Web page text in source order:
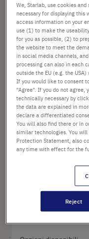
2elementi
Strip da 8 tappi
Consumabili
Tutti i prodotti
We, Starlab, use cookies
necessary for displaying this
access information on your
use (1) to make the
for you as possible, (2) to
the website to meet the
in social media channels,
processing can also in each
outside the EU (e.g. the
If you would like to consent
"Agree". If you do not agree,
technically necessary by
the data are explained in
declare a differentiated
You will also find there or in
similar technologies. You
Protection Statement, also
any time with effect for the
Reject